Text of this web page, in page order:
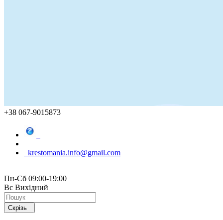
+38 067-9015873
krestomania.info@gmail.com
Пн-Сб 09:00-19:00
Вс Вихідний
Скрізь